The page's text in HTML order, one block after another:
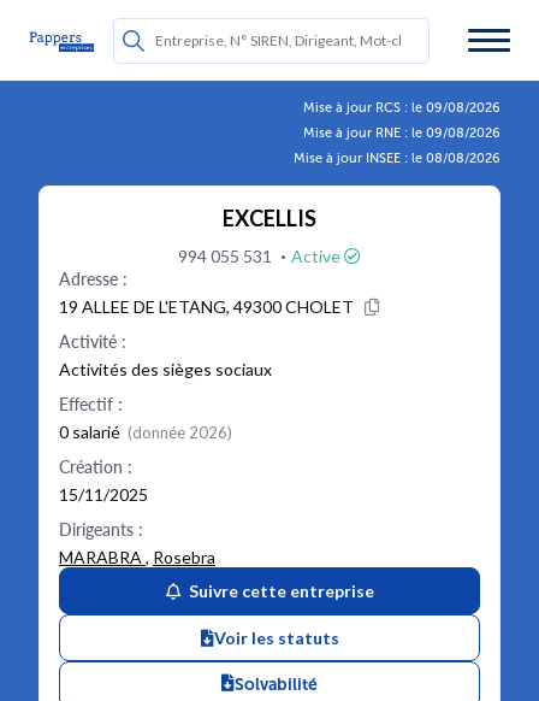
Mise à jour RCS : le 09/08/2026
Mise à jour RNE : le 09/08/2026
Mise à jour INSEE : le 08/08/2026
EXCELLIS
994 055 531 · Active
Adresse :
19 ALLEE DE L'ETANG, 49300 CHOLET
Activité :
Activités des sièges sociaux
Effectif :
0 salarié (donnée 2026)
Création :
15/11/2025
Dirigeants :
MARABRA , Rosebra
Suivre cette entreprise
Voir les statuts
Solvabilité